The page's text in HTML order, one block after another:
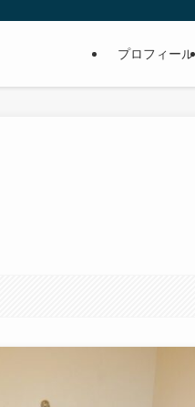
プロフィール